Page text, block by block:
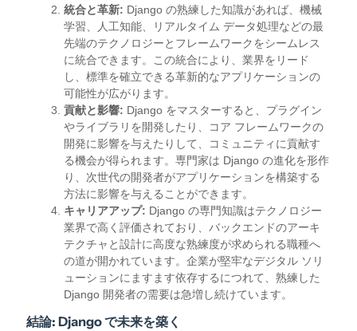
統合と革新: Django の熟練した知識があれば、機械
学習、人工知能、リアルタイム データ処理などの最
先端のテクノロジーとフレームワークをシームレス
に統合できます。この統合により、業界をリード
し、標準を確立できる革新的なアプリケーションの
可能性が広がります。
貢献と影響: Django をマスターすると、プラグイン
やライブラリを開発したり、コア フレームワークの
開発に影響を与えたりして、コミュニティに貢献す
る機会が得られます。専門家は Django の進化を形作
り、次世代の開発者がアプリケーションを構築する
方法に影響を与えることができます。
キャリアアップ: Django の専門知識はテクノロジー
業界で高く評価されており、バックエンドのアーキ
テクチャと設計に高度な熟練度が求められる職種へ
の道が開かれています。企業が堅牢なデジタル ソリ
ューションにますます依存するにつれて、熟練した
Django 開発者の需要は急増し続けています。
結論: Django で未来を築く